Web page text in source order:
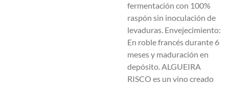
fermentación con 100%
raspón sin inoculación de
levaduras. Envejecimiento:
En roble francés durante 6
meses y maduración en
depósito. ALGUEIRA
RISCO es un vino creado